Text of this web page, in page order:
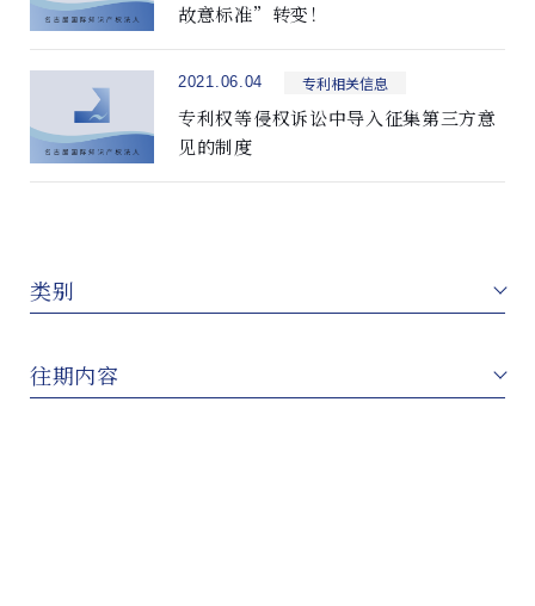
故意标准”转变！
2021.06.04 专利相关信息
专利权等侵权诉讼中导入征集第三方意
见的制度
类别
往期内容